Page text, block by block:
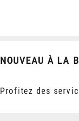
NOUVEAU À LA
Profitez des